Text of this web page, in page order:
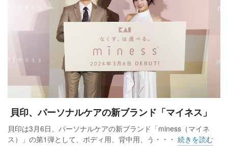
貝印、パーソナルケアの新ブランド「マイネス」
貝印は3月6日、パーソナルケアの新ブランド「miness（マイネ
ス）」の第1弾として、ボディ用、背中用、う・・・ 続きを読む